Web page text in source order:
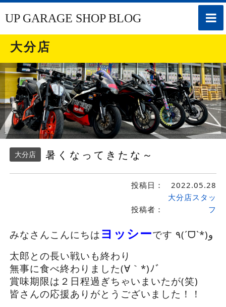
toggle
UP GARAGE SHOP BLOG
大分店
大分店 暑くなってきたな～
投稿日： 2022.05.28
投稿者：
大分店スタッ
フ
みなさんこんにちは ヨッシー
太郎との長い戦いも終わり
無事に食べ終わりました(∀｀*)ﾉﾞ
賞味期限は２日程過ぎちゃいまいたが(笑)
皆さんの応援ありがとうございました！！